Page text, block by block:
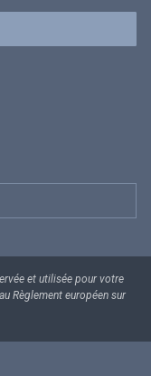
et utilisée pour votre
Règlement européen sur